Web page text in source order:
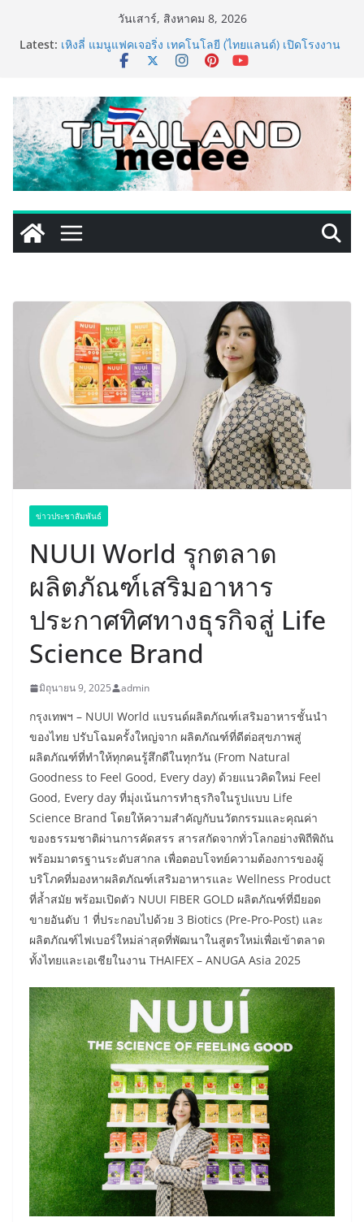
วันเสาร์, สิงหาคม 8, 2026
Latest: เหิงลี่ แมนูแฟคเจอริ่ง เทคโนโลยี (ไทยแลนด์) เปิดโรงงาน
แห่งใหม่ในชลบุรี เดินหน้าขยายฐานการผลิตสู่เอเชียตะวัน
TECNO ประกาศทรานส์ฟอร์มจากเกมมิ่งโฟน สู่ไลฟ์สไตล์
แฟชั่นไอเท็ม เสิร์ฟใหญ่ปักหมุดแลนมาร์คใหม่กลางสถานี
MRT วาง POVA 8 Series จุดเริ่มต้นครั้งสำคัญ
PIPPER STANDARD® เปิดตัวแชมพูอาบน้ำ และ โฟมอาบ
แห้งสัตว์เลี้ยง ชูนวัตกรรมพลังธรรมชาติ “Zero-Residue”
เลียขนได้ ปลอดภัย ไร้สารตกค้าง
เริ่มแล้ว! อ.ต.ก.แฟร์ 4 ภาค @ภาคกลาง “มนต์เสน่ห์เกษตร
ไทย สู่ใจกลางมหานคร” ชวนชิม ช้อป สินค้าเกษตร
คุณภาพจากทั่วไทย วันนี้ – 8 สิงหาคมนี้ ณ ลานคนเมือง
ททท. ประกาศความสำเร็จ Village to the World Season
5 ผนึก 9 พันธมิตร ขับเคลื่อน ESG Tourism สืบสานพระ
ข่าวประชาสัมพันธ์
NUUI World รุกตลาด
ผลิตภัณฑ์เสริมอาหาร
ประกาศทิศทางธุรกิจสู่ Life
Science Brand
มิถุนายน 9, 2025 admin
กรุงเทพฯ – NUUI World แบรนด์ผลิตภัณฑ์เสริมอาหารชั้นนำ
ของไทย ปรับโฉมครั้งใหญ่จาก ผลิตภัณฑ์ที่ดีต่อสุขภาพสู่
ผลิตภัณฑ์ที่ทำให้ทุกคนรู้สึกดีในทุกวัน (From Natural
Goodness to Feel Good, Every day) ด้วยแนวคิดใหม่ Feel
Good, Every day ที่มุ่งเน้นการทำธุรกิจในรูปแบบ Life
Science Brand โดยให้ความสำคัญกับนวัตกรรมและคุณค่า
ของธรรมชาติผ่านการคัดสรร สารสกัดจากทั่วโลกอย่างพิถีพิถัน
พร้อมมาตรฐานระดับสากล เพื่อตอบโจทย์ความต้องการของผู้
บริโภคที่มองหาผลิตภัณฑ์เสริมอาหารและ Wellness Product
ที่ลํ้าสมัย พร้อมเปิดตัว NUUI FIBER GOLD ผลิตภัณฑ์ที่มียอด
ขายอันดับ 1 ที่ประกอบไปด้วย 3 Biotics (Pre-Pro-Post) และ
ผลิตภัณฑ์ไฟเบอร์ใหม่ล่าสุดที่พัฒนาในสูตรใหม่เพื่อเข้าตลาด
ทั้งไทยและเอเชียในงาน THAIFEX – ANUGA Asia 2025